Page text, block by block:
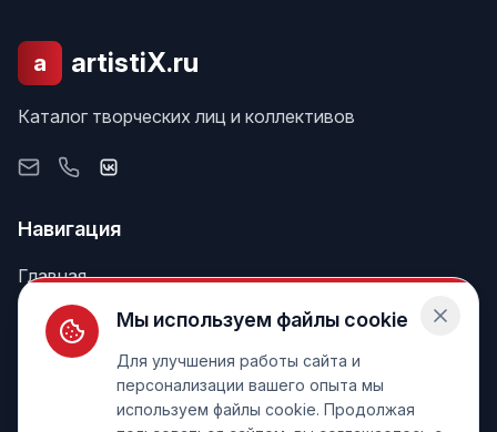
a artistiX.ru
Каталог творческих лиц и коллективов
Навигация
Главная
Поиск
Лента
Информация
Мы используем файлы cookie
Для улучшения работы сайта и
персонализации вашего опыта мы
используем файлы cookie. Продолжая